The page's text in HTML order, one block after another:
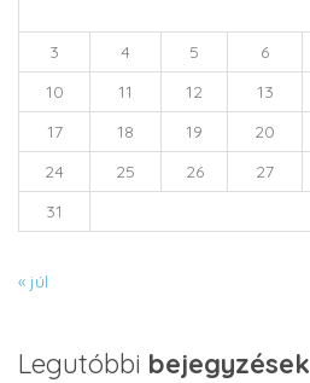
3
4 5 6
10
11 12 13
17
18 19 20
24
25 26 27
31
« júl
Legutóbbi bejegyzések